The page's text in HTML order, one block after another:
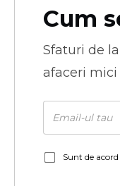
Cum
Sfaturi de la
afaceri mici
Sunt de